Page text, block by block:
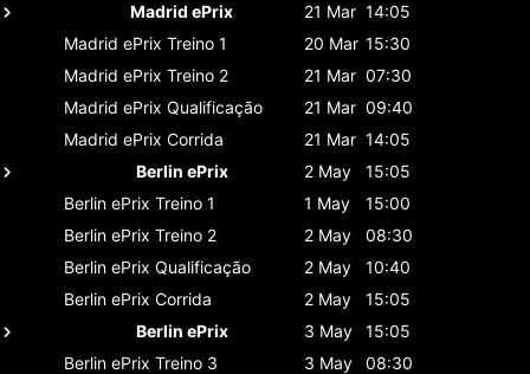
Madrid ePrix
21 Mar 14:05
Madrid ePrix Treino 1 20 Mar 15:30
Madrid ePrix Treino 2 21 Mar 07:30
Madrid ePrix Qualificação 21 Mar 09:40
Madrid ePrix Corrida 21 Mar 14:05
Berlin ePrix
2 May
15:05
Berlin ePrix Treino 1 1 May
15:00
Berlin ePrix Treino 2 2 May
08:30
Berlin ePrix Qualificação 2 May
10:40
Berlin ePrix Corrida 2 May
15:05
Berlin ePrix
3 May
15:05
Berlin ePrix Treino 3 3 May
08:30